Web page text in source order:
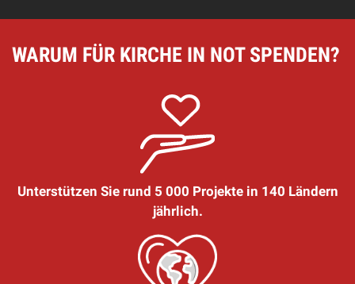
WARUM FÜR KIRCHE IN NOT SPENDEN?
Unterstützen Sie rund 5 000 Projekte in 140 Ländern
jährlich.